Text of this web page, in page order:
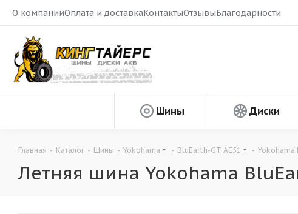
О компанииОплата и доставкаКонтактыОтзывыБлагодарности
Шины Диски
Главная - Каталог - Шины - Yokohama - BluEarth-GT AE51 - Yokohama
Летняя шина Yokohama